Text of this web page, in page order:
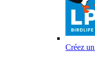
Créez